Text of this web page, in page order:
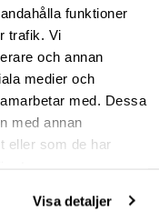
funktioner
trafik. Vi
och annan
medier och
med. Dessa
med annan
eller som de har
Visa detaljer